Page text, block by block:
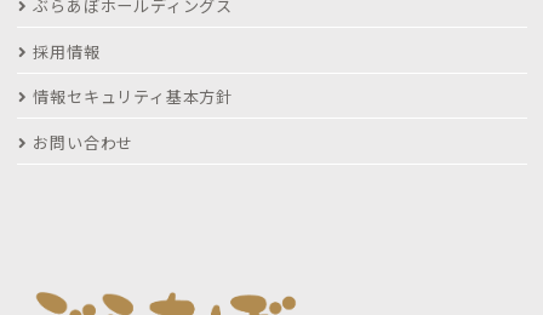
ぶらあぼホールディングス
採用情報
情報セキュリティ基本方針
お問い合わせ